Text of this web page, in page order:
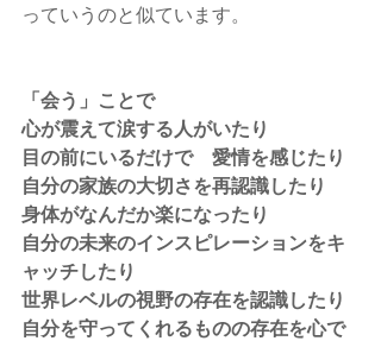
っていうのと似ています。
「会う」ことで
心が震えて涙する人がいたり
目の前にいるだけで　愛情を感じたり
自分の家族の大切さを再認識したり
身体がなんだか楽になったり
自分の未来のインスピレーションをキ
ャッチしたり
世界レベルの視野の存在を認識したり
自分を守ってくれるものの存在を心で